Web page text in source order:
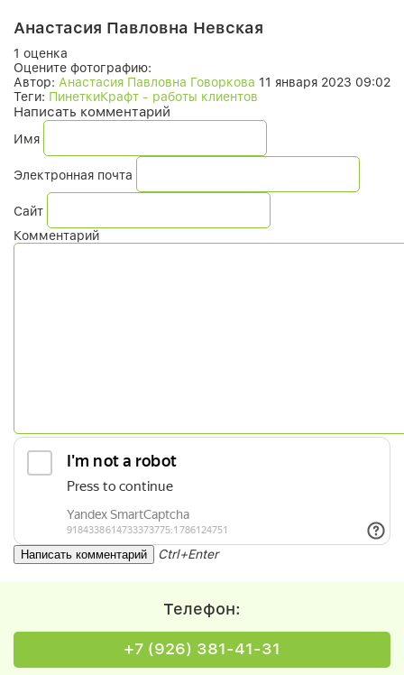
Анастасия Павловна Невская
1 оценка
Оцените фотографию:
Автор: Анастасия Павловна Говоркова 11 января 2023 09:02
Теги: ПинеткиКрафт - работы клиентов
Написать комментарий
Имя
Электронная почта
Сайт
Комментарий
Ctrl+Enter
Телефон:
+7 (926) 381-41-31